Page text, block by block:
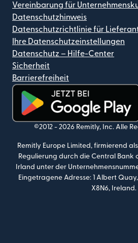
Vereinbarung für
Datenschutzhinweis
Datenschutzrichtlinie für
Ihre Datenschutzeinstellungen
Datenschutz – Hilfe-Center
Sicherheit
Barrierefreiheit
(wird in einem neuen Fenster
©2012 - 2026 Remitly, Inc. Alle
Remitly Europe Limited, firmierend
Regulierung durch die Central Bank
Irland unter der
Eingetragene Adresse: 1 Albert
X8N6, Ireland.